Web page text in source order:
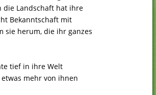
die Landschaft hat ihre
Bekanntschaft mit
sie herum, die ihr ganzes
tief in ihre Welt
mehr von ihnen